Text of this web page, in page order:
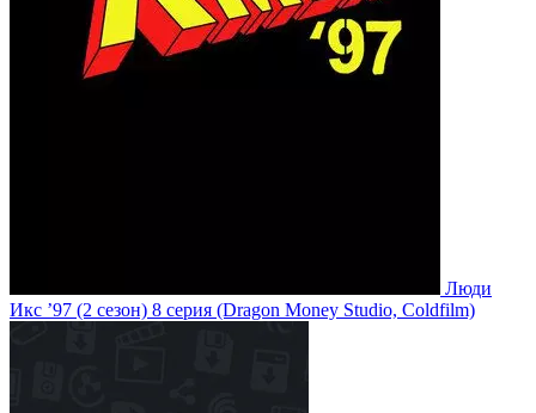
Люди
Икс ’97 (2 сезон) 8 серия (Dragon Money Studio, Coldfilm)